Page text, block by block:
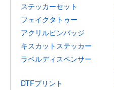
ステッカーセット
フェイクタトゥー
アクリルピンバッジ
キスカットステッカー
ラベルディスペンサー
DTFプリント